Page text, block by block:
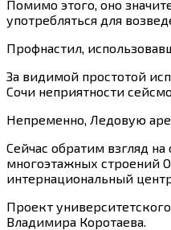
Помимо этого, оно
употребляться для
Профнастил,
За видимой простотой
Сочи неприятности
Непременно, Ледовую
Сейчас обратим взгляд
многоэтажных строений
интернациональный
Проект
Владимира Коротаева.